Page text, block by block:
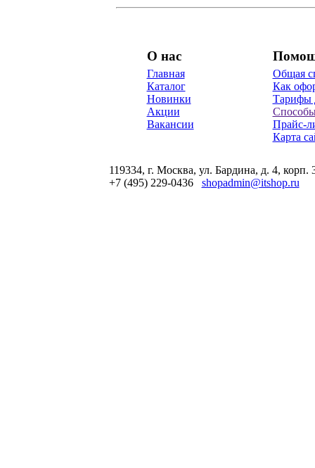
О нас
Главная
Каталог
Новинки
Акции
Вакансии
Общая
Как
Тарифы
Прайс-
Карта
119334, г. Москва, ул. Бардина, д. 4, корп.
+7 (495) 229-0436 shopadmin@itshop.ru